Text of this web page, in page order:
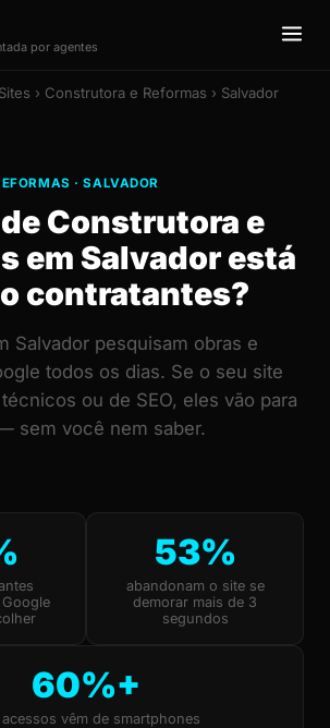
por agentes
› Construtora e Reformas › Salvador
· SALVADOR
Construtora e
em Salvador está
contratantes?
Salvador pesquisam obras e
todos os dias. Se o seu site
ou de SEO, eles vão para
sem você nem saber.
53%
abandonam o site se
demorar mais de 3
segundos
60%+
vêm de smartphones